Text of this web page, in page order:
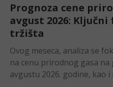
Prognoza cene
avgust 2026:
tržišta
Ovog meseca, analiza se fokusira na faktore koji utiču na cenu prirodnog gasa na globalnom tržištu u avgustu 2026. godine, kao i na promene koje oblikuju cenu u Srbiji i inostranstvu. Poseban akcenat stavljen je na to kako globalni trendovi, ponuda, potražnja, EIA zalihe gasa i LNG izvoz utiču na prognozu cene prirodnog gasa i volatilnost tržišta. U ovom vodiču kroz tržište, prikazujemo glavne trendove i prognozu cene gasa za avgust 2026, zajedno sa analizom tržišnih faktora i mogućim kretanjima tokom narednih meseci, kako bi čitaoci mogli da razumeju širu sliku i donesu informisane odluke. » Istraži najbolje sirovine za CFD trgovanje u 2026. Pregled cene prirodnog gasa za prethodni mesec (jul 2026.) Fjučersi na prirodni gas u julu su snažno pali ispod junskog raspona. Cena je skliznula oko 12,77%, sa približno 3,32 dolara na oko 2,90 dolara, dok je mesečni minimum zabeležen nešto iznad 2,80 dolara. Pad se ubrzao u drugoj nedelji jula, kada je cena probila podršku na 3,00 dolara, koja je važila tokom celog juna. Kupci su se pojavili tek u zoni srednjih 2,80 dolara. Ovaj pad je posebno značajan jer je istovremeno sirova nafta porasla gotovo 40% zbog ponovne eskalacije rata sa Iranom. To potvrđuje da se prirodni gas trenutno kreće prema domaćim fundamentalnim faktorima: zalihe su iznad petogodišnjeg proseka, proizvodnja je rekordna i iznosi oko 119 Bcf dnevno, a blaže letnje vreme od očekivanog dodatno pritiska cenu. » Nauči kako da pristupiš trgovanju CFD-ovima gasa Faktori koji će uticati na cenu prirodnog gasa u avgustu 2026. 1. Vrhunac letnje potražnje naspram visokih zaliha Avgust je obično vrhunac sezone hlađenja. Već početkom jula, tokom prvog velikog toplotnog talasa, potražnja za prirodnim gasom za proizvodnju električne energije porasla je na prosečnih 45,6 Bcf dnevno, što je više od 15% iznad nivoa iz prethodne nedelje. Uprkos većoj potražnji, cena je pala umesto da poraste. Blaže vremenske prognoze za kraj jula oslabile su fizičku tražnju, pa je avgustovski ugovor pao na 2,847 dolara pre stabilizacije. Zalihe ostaju glavni faktor pritiska na cenu. Trenutno su oko 5,7% iznad petogodišnjeg proseka, dok EIA očekuje da će krajem oktobra biti 7% iznad uobičajenog nivoa. Vremenski uslovi biće ključni faktor u avgustu. Duži toplotni talas u centralnim i istočnim delovima SAD usporio bi punjenje skladišta i smanjio višak zaliha. Blaže vreme bi, međutim, zadržalo visoke zalihe i verovatno ograničilo rast cene ispod 3,00 dolara. » Saznaj prednosti trgovanja gasom putem CFD-ova 2. Izvoz LNG-a i novo formiranje globalnih cena Izvoz LNG-a ostaje ključni oslonac potražnje. Isporuke prirodnog gasa LNG terminalima u junu su u proseku iznosile 17,5 Bcf dnevno, što je 22,3% više nego godinu ranije. Rystad očekuje da će obim dostići 18,7 Bcf dnevno tokom 2026. godine. Obnovljeni rat sa Iranom preokrenuo je junski pad globalnih cena LNG-a. Propast primirja ponovo ugrožava katarske isporuke kroz Ormuski moreuz i primorava evropske i azijske kupce da se nadmeću za terete iz atlantskog basena. Šira razlika između cena Henry Huba i TTF-a trebalo bi da zadrži američke izvozne terminale na maksimalnom kapacitetu tokom avgusta. To pruža određenu podršku domaćim cenama, čak i dok zalihe rastu. Svaki stvarni poremećaj isporuka LNG-a iz Persijskog zaliva dodatno bi zategao globalno tržište i preko arbitraže podigao cenu na Henry Hubu. Rat zato ostaje trajan rizik za rast cena na američkom tržištu koje se inače suočava sa viškom ponude. » Nauči kako šortovanje funkcioniše 3. Inflacija u SAD Junska inflacija merena indeksom potrošačkih cena iznosila je 3,5% na godišnjem nivou, što predstavlja značajno usporavanje u odnosu na majski vrhunac od 4,2%. Međutim, propast primirja sa Iranom u julu ponovo je podigla cenu nafte iznad 90 dolara i vratila rizik od energetske inflacije. Fed ulazi na sastanak 29. jula suočen sa tom nepovoljnom kombinacijom. Tržišta očekuju da kamatne stope ostanu nepromenjene, ali i dalje procenjuju oko 68% verovatnoće za povećanje stopa u septembru. Za prirodni gas to je mešovit signal. Obnovljena energetska inflacija podržava tržište roba, ali restriktivan stav Feda održava dolar snažnim, uz DXY oko 101, i ograničava interesovanje špekulativnih kupaca. Podaci o inflaciji koji će biti objavljeni sredinom avgusta biće ključni, jer će prvi put obuhvatiti ceo mesec novog naftnog šoka. Oni će pokazati da li rizik od povećanja kamatnih stopa jača ili slabi pred jesen. » Iskoristi trenutno stanje i počni da trguješ CFD-ovima gasa 4. Geopolitički rizici Sukob Iran–Izrael/SAD Propast memoranduma iz Islamabada početkom jula promenila je geopolitičku sliku za prirodni gas. Iran je napao trgovačke brodove u Ormuskom moreuzu, dok su SAD odgovorile udarima na 95 lokacija u 12 iranskih gradova. Time su ponovo ugrožene katarske isporuke LNG-a kroz najvažnije svetsko usko grlo za transport gasa. Obnovljeni sukob preokrenuo je junski pad globalnih cena LNG-a i ponovo povećao razliku između